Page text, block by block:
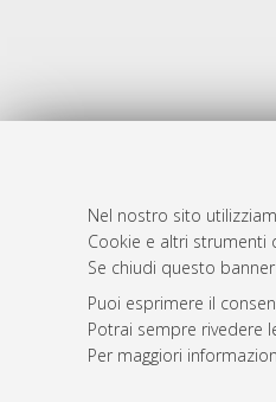
Nel nostro sito
Cookie e altri strumenti
Se chiudi questo
Puoi esprimere il
Potrai sempre rivedere
Per maggiori
Atom
Rss 1.0
Rss 2.0